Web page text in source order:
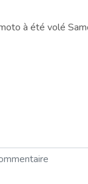
à été volé